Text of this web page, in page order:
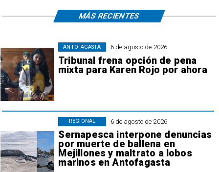
6 de agosto de 2026
Tribunal frena opción de pena
mixta para Karen Rojo por ahora
ANTOFAGASTA
6 de agosto de 2026
Sernapesca interpone denuncias
por muerte de ballena en
Mejillones y maltrato a lobos
marinos en Antofagasta
REGIONAL
MÁS RECIENTES